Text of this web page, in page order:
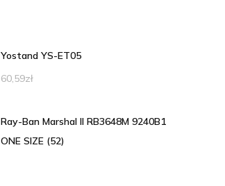
Yostand YS-ET05
60,59zł
Ray-Ban Marshal II RB3648M 9240B1
ONE SIZE (52)